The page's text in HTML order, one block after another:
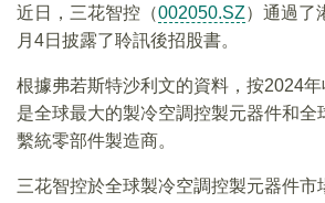
近日，三花智控（002050.SZ）通過了
月4日披露了聆訊後招股書。
根據弗若斯特沙利文的資料，按2024
是全球最大的製冷空調控製元器件和全
繫統零部件製造商。
三花智控於全球製冷空調控製元器件市